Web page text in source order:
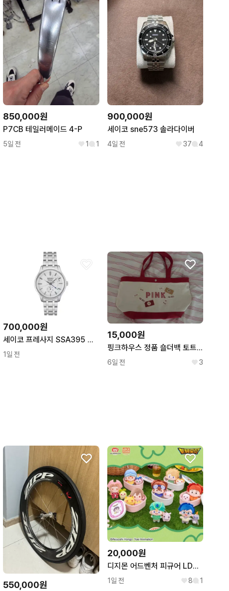
850,000원
P7CB 테일러메이드 4-P
5일 전 1 1
900,000원
세이코 sne573 솔라다이버
4일 전 37 4
700,000원
세이코 프레사지 SSA395 오토매틱 파워리저브
1일 전
15,000원
핑크하우스 정품 숄더백 토트백 빈티지 pink house
6일 전 3
550,000원
20,000원
디지몬 어드벤처 피규어 LDCX 야미박스 도시락 인형 누이
1일 전 8 1